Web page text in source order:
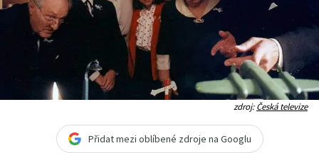
zdroj:Česká televize
Přidat mezi oblíbené zdroje na Googlu